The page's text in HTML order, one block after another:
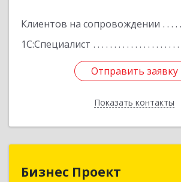
Клиентов на сопровождении
1С:Специалист
Отправить заявку
Показать контакты
Отправить заявку
Назад
Бизнес Проект